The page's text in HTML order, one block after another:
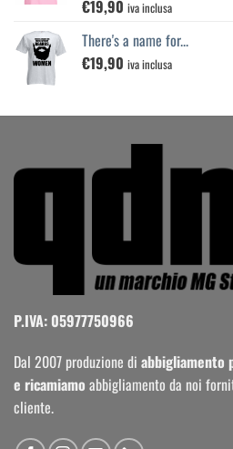
Valutato
5.00
€19,90 iva inclusa
There's a name for...
€19,90 iva inclusa
P.IVA: 05977750966
Dal 2007 produzione di abbigliamento
e ricamiamo abbigliamento da noi
cliente.